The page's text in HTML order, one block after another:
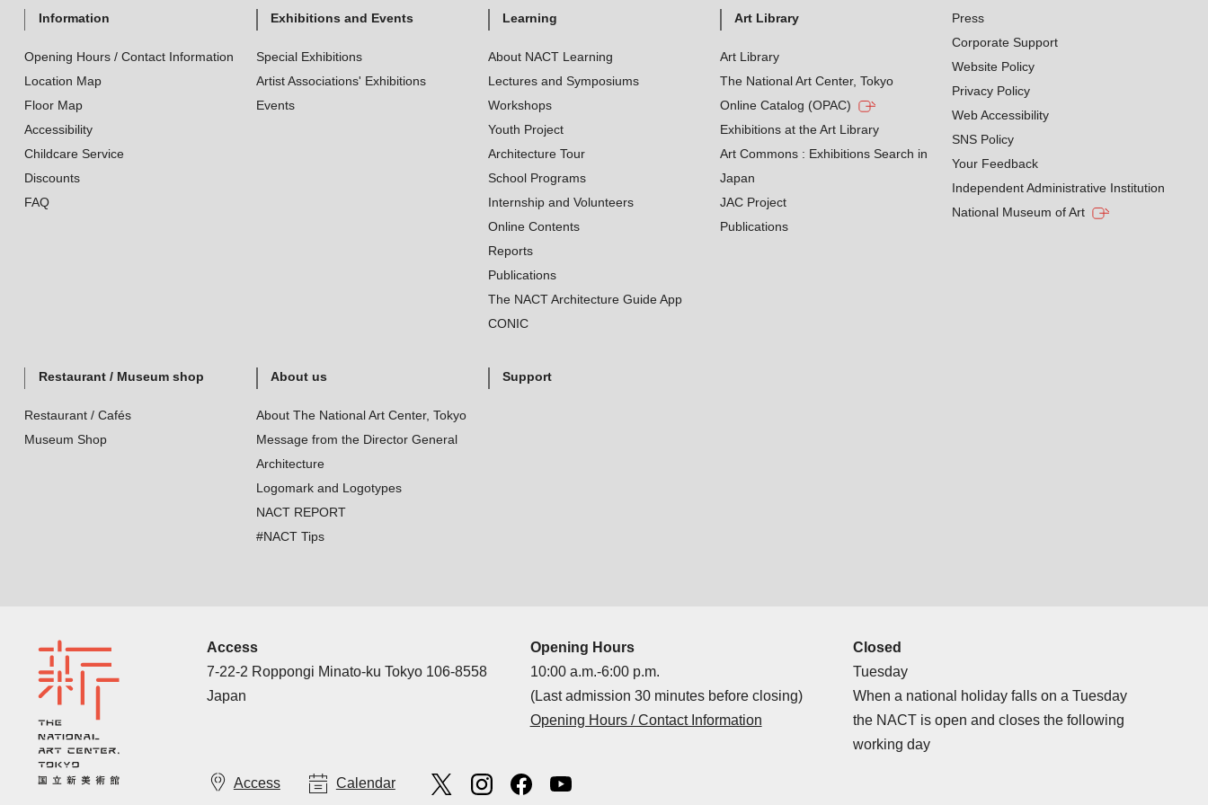
Information
Opening Hours / Contact Information
Location Map
Floor Map
Accessibility
Childcare Service
Discounts
FAQ
Exhibitions and Events
Special Exhibitions
Artist Associations' Exhibitions
Events
Learning
About NACT Learning
Lectures and Symposiums
Workshops
Youth Project
Architecture Tour
School Programs
Internship and Volunteers
Online Contents
Reports
Publications
The NACT Architecture Guide App
CONIC
Art Library
Art Library
The National Art Center, Tokyo
Online Catalog (OPAC)
Exhibitions at the Art Library
Art Commons : Exhibitions Search in
Japan
JAC Project
Publications
Restaurant / Museum shop
Restaurant / Cafés
Museum Shop
About us
About The National Art Center, Tokyo
Message from the Director General
Architecture
Logomark and Logotypes
NACT REPORT
#NACT Tips
Support
Press
Corporate Support
Website Policy
Privacy Policy
Web Accessibility
SNS Policy
Your Feedback
Independent Administrative Institution
National Museum of Art
Access
7-22-2 Roppongi Minato-ku Tokyo 106-8558
Japan
Opening Hours
10:00 a.m.-6:00 p.m.
(Last admission 30 minutes before closing)
Opening Hours / Contact Information
Closed
Tuesday
When a national holiday falls on a Tuesday
the NACT is open and closes the following
working day
Access Calendar